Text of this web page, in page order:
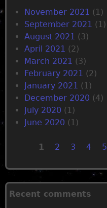
November 2021 (1)
September 2021 (1)
August 2021 (3)
April 2021 (2)
March 2021 (3)
February 2021 (2)
January 2021 (1)
December 2020 (4)
July 2020 (1)
June 2020 (1)
P
a
1 2 3 4 5
Recent comments